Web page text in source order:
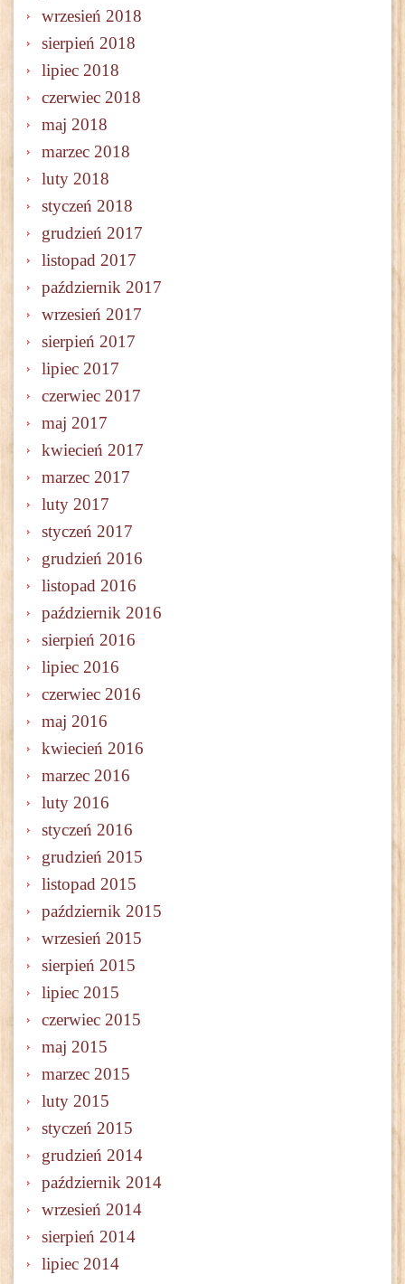
wrzesień 2018
sierpień 2018
lipiec 2018
czerwiec 2018
maj 2018
marzec 2018
luty 2018
styczeń 2018
grudzień 2017
listopad 2017
październik 2017
wrzesień 2017
sierpień 2017
lipiec 2017
czerwiec 2017
maj 2017
kwiecień 2017
marzec 2017
luty 2017
styczeń 2017
grudzień 2016
listopad 2016
październik 2016
sierpień 2016
lipiec 2016
czerwiec 2016
maj 2016
kwiecień 2016
marzec 2016
luty 2016
styczeń 2016
grudzień 2015
listopad 2015
październik 2015
wrzesień 2015
sierpień 2015
lipiec 2015
czerwiec 2015
maj 2015
marzec 2015
luty 2015
styczeń 2015
grudzień 2014
październik 2014
wrzesień 2014
sierpień 2014
lipiec 2014